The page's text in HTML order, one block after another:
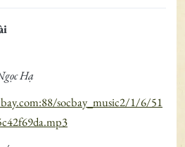
Hạ
socbay_music2/1/6/51